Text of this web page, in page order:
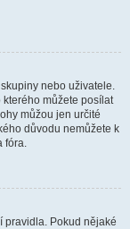
nebo uživatele.
můžete posílat
můžou jen určité
důvodu nemůžete k
fóra.
pravidla. Pokud nějaké